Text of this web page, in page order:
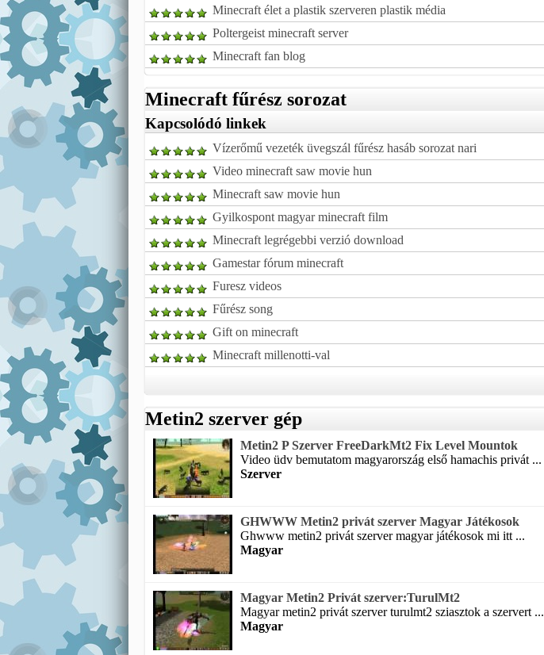
Minecraft élet a plastik szerveren plastik média
Poltergeist minecraft server
Minecraft fan blog
Minecraft fűrész sorozat
Kapcsolódó linkek
Vízerőmű vezeték üvegszál fűrész hasáb sorozat nari
Video minecraft saw movie hun
Minecraft saw movie hun
Gyilkospont magyar minecraft film
Minecraft legrégebbi verzió download
Gamestar fórum minecraft
Furesz videos
Fűrész song
Gift on minecraft
Minecraft millenotti-val
Metin2 szerver gép
Metin2 P Szerver FreeDarkMt2 Fix Level Mountok
Video üdv bemutatom magyarország első hamachis privát ...
Szerver
GHWWW Metin2 privát szerver Magyar Játékosok
Ghwww metin2 privát szerver magyar játékosok mi itt ...
Magyar
Magyar Metin2 Privát szerver:TurulMt2
Magyar metin2 privát szerver turulmt2 sziasztok a szervert ...
Magyar